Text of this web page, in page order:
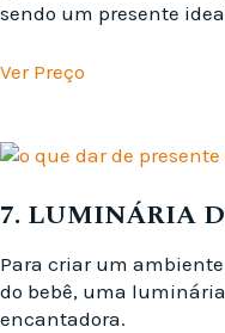
sendo um presente
Ver Preço
7. LUMINÁRIA
Para criar um
do bebê, uma
encantadora.